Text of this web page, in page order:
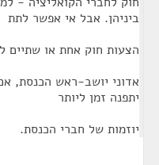
ביניהן. אבל אי אפשר לתת
הצעות חוק אחת או שתיים
אדוני יושב-ראש הכנסת,
יתפנה זמן ליותר
יוזמות של חברי הכנסת.